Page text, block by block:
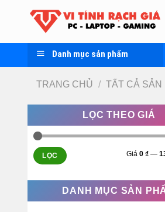
Danh mục sản phẩm
TRANG CHỦ / TẤT CẢ SẢN
LỌC THEO GIÁ
LỌC Giá 0 ₫—
DANH MỤC SẢN